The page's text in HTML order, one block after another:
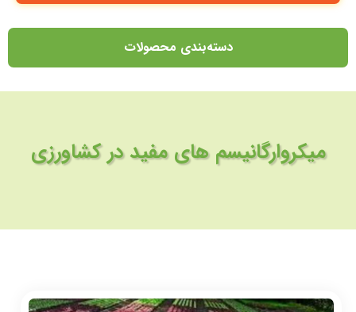
دسته‌بندی محصولات
میکروارگانیسم های مفید در کشاورزی